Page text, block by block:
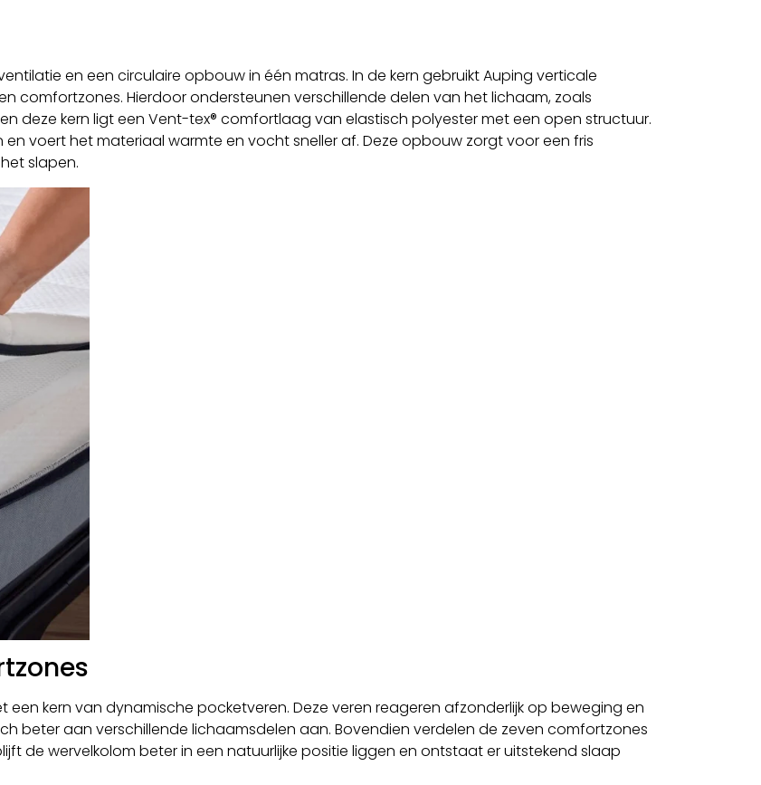
en een circulaire opbouw in één matras. In de kern gebruikt Auping verticale
comfortzones. Hierdoor ondersteunen verschillende delen van het lichaam, zoals
deze kern ligt een Vent-tex® comfortlaag van elastisch polyester met een open structuur.
voert het materiaal warmte en vocht sneller af. Deze opbouw zorgt voor een fris
slapen.
kern van dynamische pocketveren. Deze veren reageren afzonderlijk op beweging en
beter aan verschillende lichaamsdelen aan. Bovendien verdelen de zeven comfortzones
de wervelkolom beter in een natuurlijke positie liggen en ontstaat er uitstekend slaap